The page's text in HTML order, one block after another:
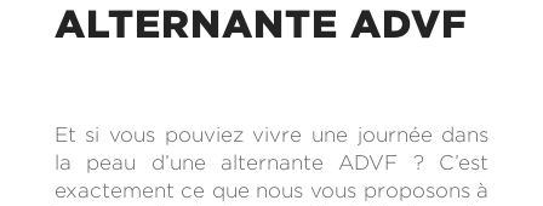
ALTERNANTE ADVF
Et si vous pouviez vivre une journée dans
la peau d’une alternante ADVF ? C’est
exactement ce que nous vous proposons à